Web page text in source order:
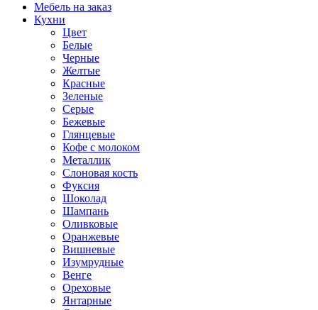
Мебель на заказ
Кухни
Цвет
Белые
Черные
Желтые
Красные
Зеленые
Серые
Бежевые
Глянцевые
Кофе с молоком
Металлик
Слоновая кость
Фуксия
Шоколад
Шампань
Оливковые
Оранжевые
Вишневые
Изумрудные
Венге
Ореховые
Янтарные